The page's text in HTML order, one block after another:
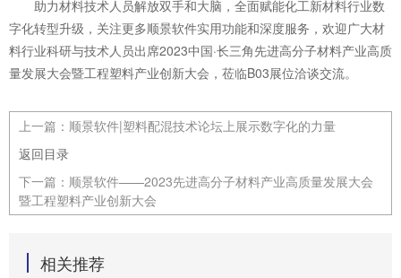
助力材料技术人员解放双手和大脑，全面赋能化工新材料行业数
字化转型升级，关注更多顺景软件实用功能和深度服务，欢迎广大材
料行业科研与技术人员出席2023中国·长三角先进高分子材料产业高质
量发展大会暨工程塑料产业创新大会，莅临B03展位洽谈交流。
上一篇： 顺景软件|塑料配混技术论坛上展示数字化的力量
返回目录
下一篇： 顺景软件——2023先进高分子材料产业高质量发展大会
暨工程塑料产业创新大会
相关推荐